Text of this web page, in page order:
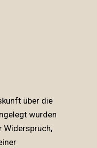
über die
wurden
Widerspruch,